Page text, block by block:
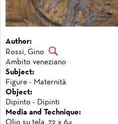
Author:
Rossi, Gino
Ambito veneziano
Subject:
Figure - Maternità
Object:
Dipinto - Dipinti
Media and Technique:
Olio su tela, 72 x 64